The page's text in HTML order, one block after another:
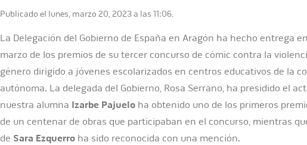
Publicado el lunes, marzo 20, 2023 a las 11:06.
La Delegación del Gobierno de España en Aragón ha hecho entrega
marzo de los premios de su tercer concurso de cómic contra la
género dirigido a jóvenes escolarizados en centros educativos de la
autónoma. La delegada del Gobierno, Rosa Serrano, ha presidido el
nuestra alumna Izarbe Pajuelo ha obtenido uno de los primeros
de un centenar de obras que participaban en el concurso, mientras
de Sara Ezquerro ha sido reconocida con una mención.